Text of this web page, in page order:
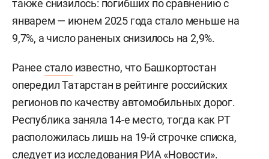
также снизилось: погибших по сравнению с
январем — июнем 2025 года стало меньше на
9,7%, а число раненых снизилось на 2,9%.
Ранее сталоизвестно, что Башкортостан
опередил Татарстан в рейтинге российских
регионов по качеству автомобильных дорог.
Республика заняла 14-е место, тогда как РТ
расположилась лишь на 19-й строчке списка,
следует из исследования РИА «Новости».